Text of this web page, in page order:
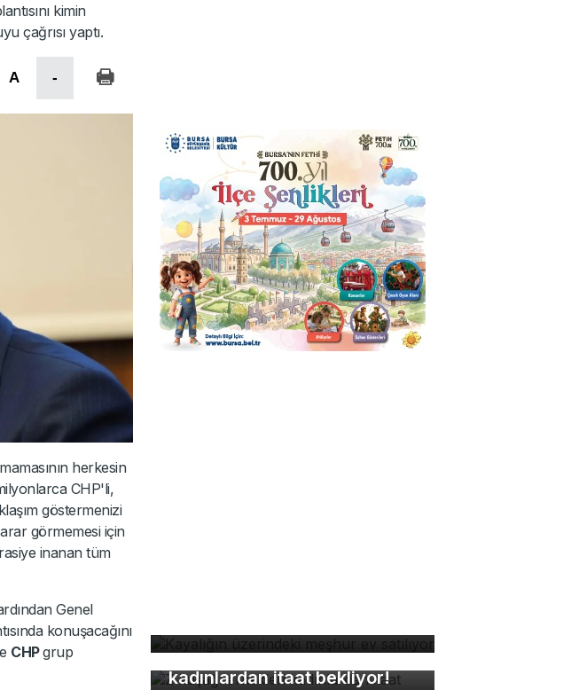
kimin
çağrısı yaptı.
A -
herkesin
CHP'li,
göstermenizi
görmemesi için
inanan tüm
Genel
konuşacağını
CHPgrup
Z kuşağı erkekleri
kadınlardan itaat bekliyor!